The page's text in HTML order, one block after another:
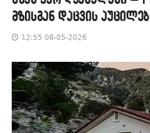
მზისგან დაცვის
12:55 08-05-2026